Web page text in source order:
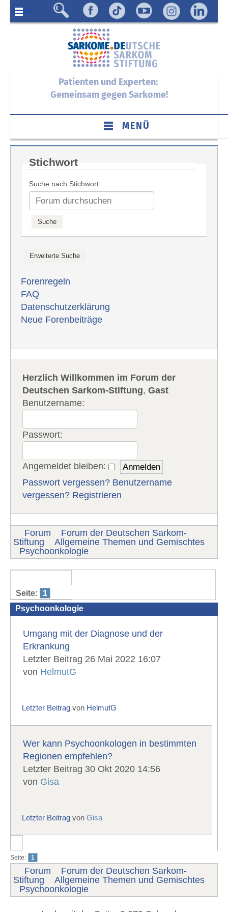
Menü
Patienten und Experten:
Gemeinsam gegen Sarkome!
MENÜ
Stichwort
Suche nach Stichwort:
Forenregeln
FAQ
Datenschutzerklärung
Neue Forenbeiträge
Herzlich Willkommen im Forum der
Deutschen Sarkom-Stiftung,Gast
Benutzername:
Passwort:
Angemeldet bleiben:
Passwort vergessen? Benutzername
vergessen? Registrieren
Forum
Forum der Deutschen Sarkom-
Stiftung
Allgemeine Themen und Gemischtes
Psychoonkologie
Seite:
1
Psychoonkologie
Umgang mit der Diagnose und der
Erkrankung
Letzter Beitrag 26 Mai 2022 16:07
von HelmutG
Letzter Beitrag von HelmutG
Wer kann Psychoonkologen in bestimmten
Regionen empfehlen?
Letzter Beitrag 30 Okt 2020 14:56
von Gisa
Letzter Beitrag vonGisa
Seite: 1
Forum
Forum der Deutschen Sarkom-
Stiftung
Allgemeine Themen und Gemischtes
Psychoonkologie